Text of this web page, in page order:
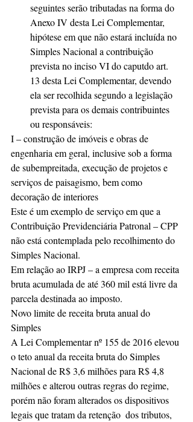
seguintes serão tributadas na forma do
Anexo IV desta Lei Complementar,
hipótese em que não estará incluída no
Simples Nacional a contribuição
prevista no inciso VI do caputdo art.
13 desta Lei Complementar, devendo
ela ser recolhida segundo a legislação
prevista para os demais contribuintes
ou responsáveis:
I – construção de imóveis e obras de
engenharia em geral, inclusive sob a forma
de subempreitada, execução de projetos e
serviços de paisagismo, bem como
decoração de interiores
Este é um exemplo de serviço em que a
Contribuição Previdenciária Patronal – CPP
não está contemplada pelo recolhimento do
Simples Nacional.
Em relação ao IRPJ – a empresa com receita
bruta acumulada de até 360 mil está livre da
parcela destinada ao imposto.
Novo limite de receita bruta anual do
Simples
A Lei Complementar nº 155 de 2016 elevou
o teto anual da receita bruta do Simples
Nacional de R$ 3,6 milhões para R$ 4,8
milhões e alterou outras regras do regime,
porém não foram alterados os dispositivos
legais que tratam da retenção  dos tributos,